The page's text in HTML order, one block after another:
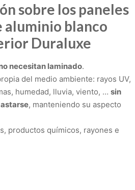
sobre los paneles
aluminio blanco
Duraluxe
necesitan laminado.
del medio ambiente: rayos UV,
humedad, lluvia, viento, … sin
, manteniendo su aspecto
productos químicos, rayones e